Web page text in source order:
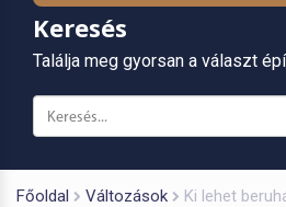
Keresés
Találja meg gyorsan a választ
Főoldal Változások Ki lehet